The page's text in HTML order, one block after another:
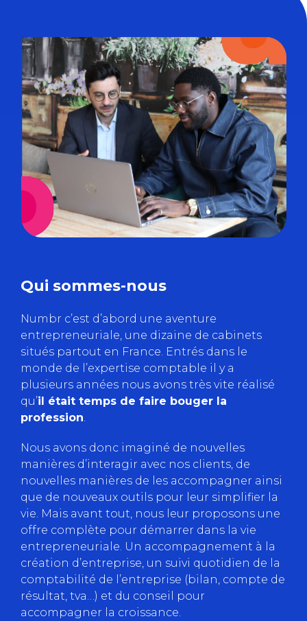
Qui sommes-nous
Numbr c’est d’abord une aventure
entrepreneuriale, une dizaine de cabinets
situés partout en France. Entrés dans le
monde de l’expertise comptable il y a
plusieurs années nous avons très vite réalisé
qu’il était temps de faire bouger la
profession.
Nous avons donc imaginé de nouvelles
manières d’interagir avec nos clients, de
nouvelles manières de les accompagner ainsi
que de nouveaux outils pour leur simplifier la
vie. Mais avant tout, nous leur proposons une
offre complète pour démarrer dans la vie
entrepreneuriale. Un accompagnement à la
création d’entreprise, un suivi quotidien de la
comptabilité de l’entreprise (bilan, compte de
résultat, tva…) et du conseil pour
accompagner la croissance.